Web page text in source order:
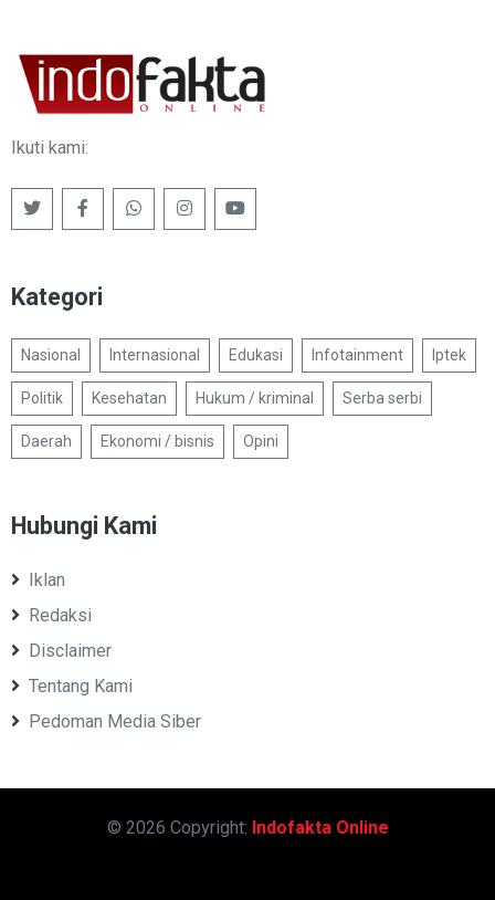
Ikuti kami:
Kategori
Nasional Internasional Edukasi Infotainment Iptek
Politik Kesehatan Hukum / kriminal Serba serbi
Daerah Ekonomi / bisnis Opini
Hubungi Kami
Iklan
Redaksi
Disclaimer
Tentang Kami
Pedoman Media Siber
© 2026 Copyright: Indofakta Online